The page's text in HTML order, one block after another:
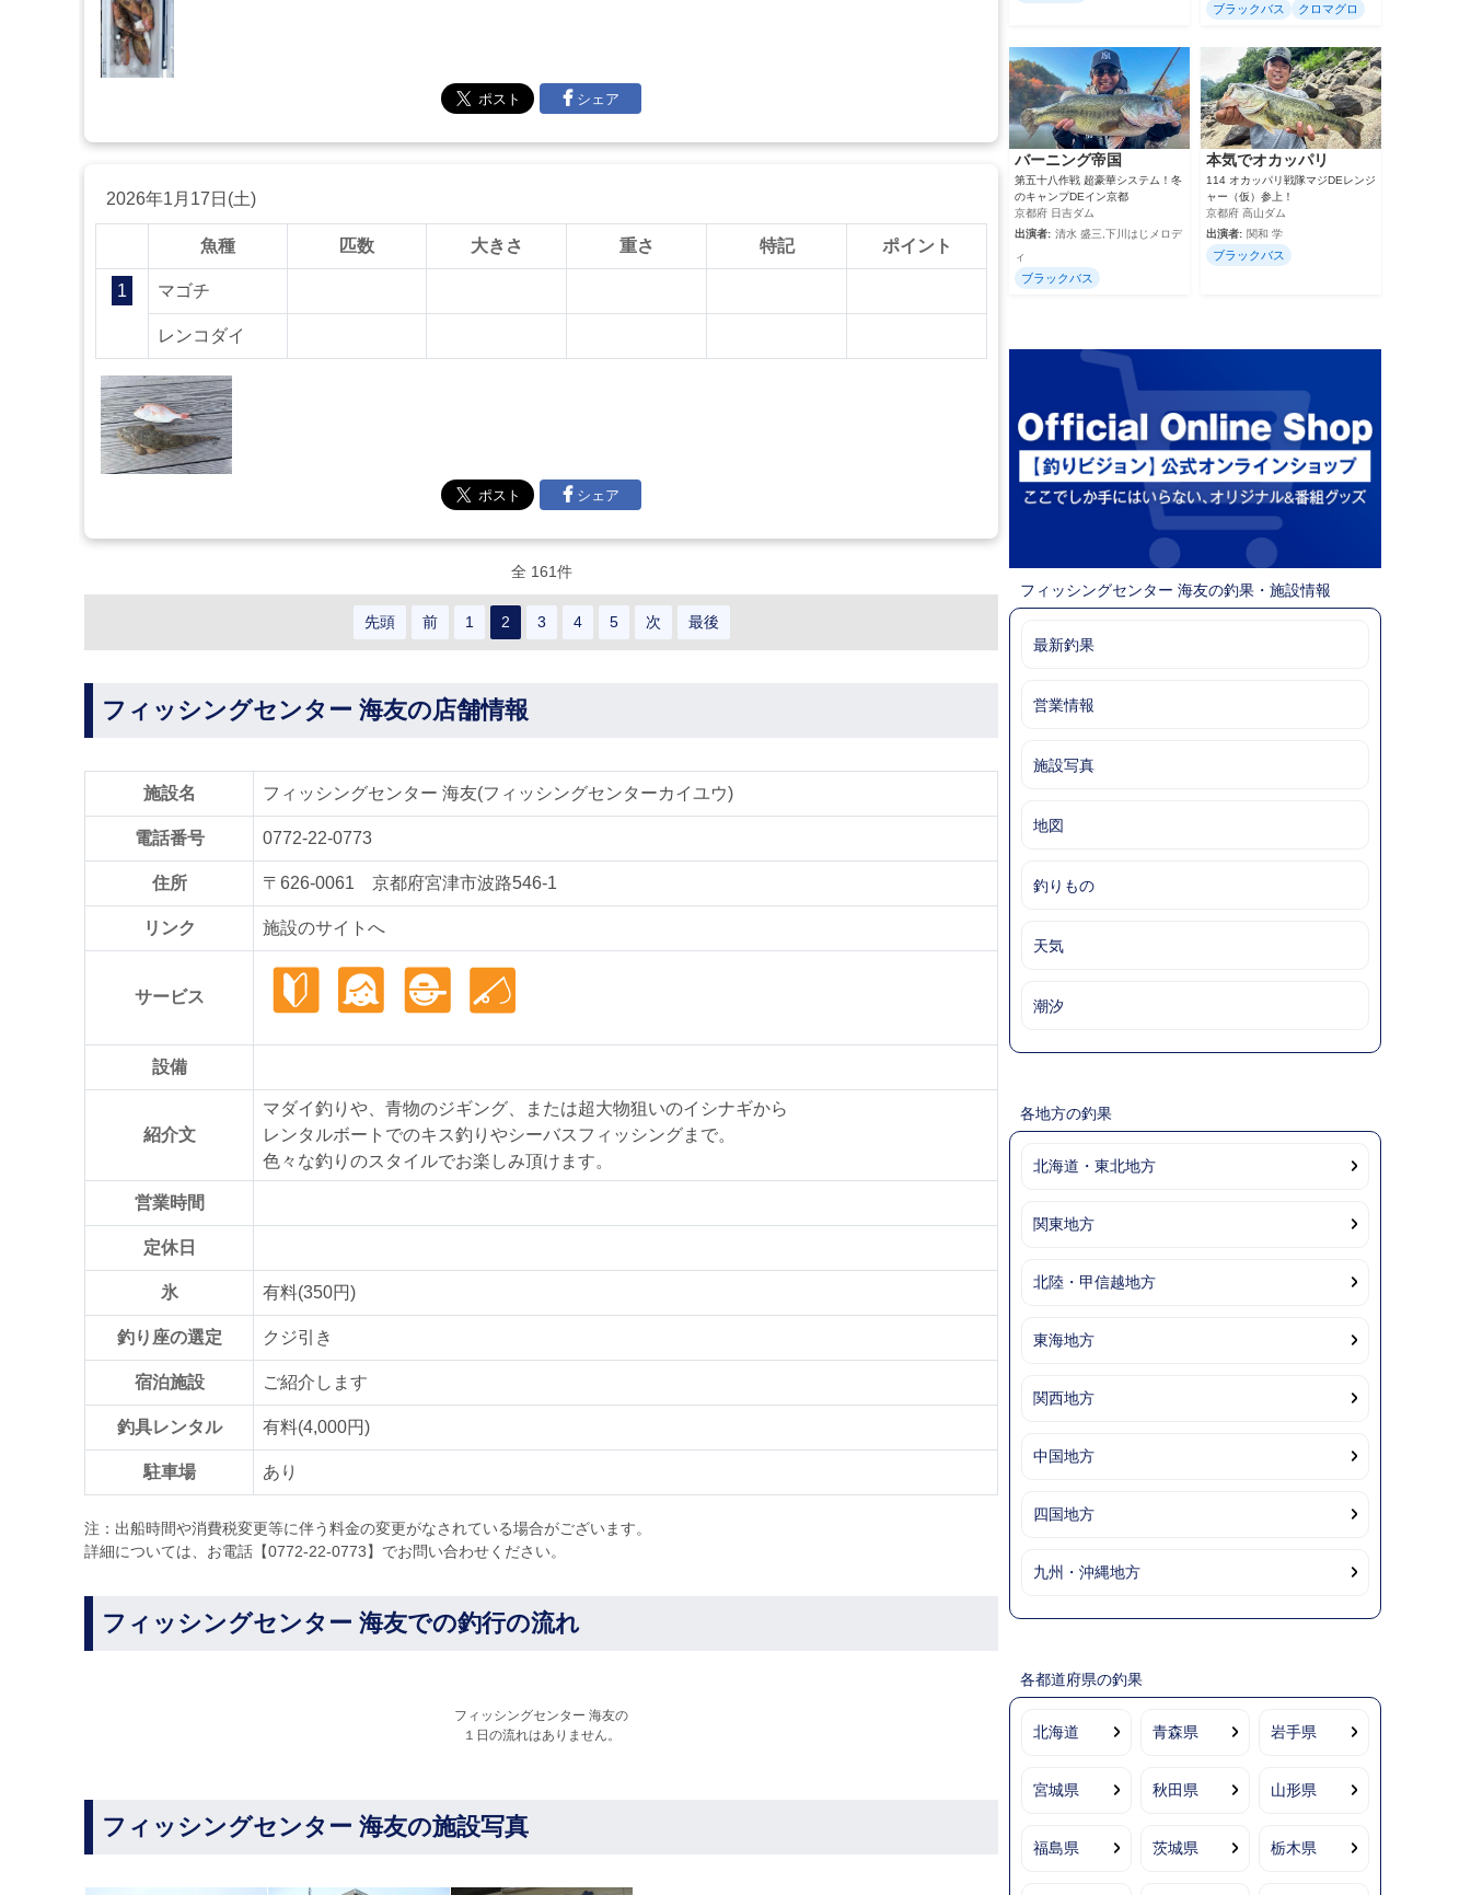
シェア
2026年1月17日(土)
魚種 匹数 大きさ 重さ 特記 ポイント
1 マゴチ
レンコダイ
シェア
全 161件
先頭 前 1 2 3 4 5 次 最後
フィッシングセンター 海友の店舗情報
施設名 フィッシングセンター 海友(フィッシングセンターカイユウ)
電話番号 0772-22-0773
住所 〒626-0061 京都府宮津市波路546-1
リンク 施設のサイトへ
サービス
設備
紹介文
マダイ釣りや、青物のジギング、または超大物狙いのイシナギから
レンタルボートでのキス釣りやシーバスフィッシングまで。
色々な釣りのスタイルでお楽しみ頂けます。
営業時間
定休日
氷 有料(350円)
釣り座の選定 クジ引き
宿泊施設 ご紹介します
釣具レンタル 有料(4,000円)
駐車場 あり
注：出船時間や消費税変更等に伴う料金の変更がなされている場合がございます。
詳細については、お電話【0772-22-0773】でお問い合わせください。
フィッシングセンター 海友での釣行の流れ
フィッシングセンター 海友の
１日の流れはありません。
フィッシングセンター 海友の施設写真
ブラックバス クロマグロ
バーニング帝国
第五十八作戦 超豪華システム！冬
のキャンプDEイン京都
京都府 日吉ダム
出演者: 清水 盛三,下川はじメロデ
ィ
ブラックバス
本気でオカッパリ
114 オカッパリ戦隊マジDEレンジ
ャー（仮）参上！
京都府 高山ダム
出演者: 関和 学
ブラックバス
フィッシングセンター 海友の釣果・施設情報
最新釣果
営業情報
施設写真
地図
釣りもの
天気
潮汐
各地方の釣果
北海道・東北地方
関東地方
北陸・甲信越地方
東海地方
関西地方
中国地方
四国地方
九州・沖縄地方
各都道府県の釣果
北海道 青森県 岩手県
宮城県 秋田県 山形県
福島県 茨城県 栃木県